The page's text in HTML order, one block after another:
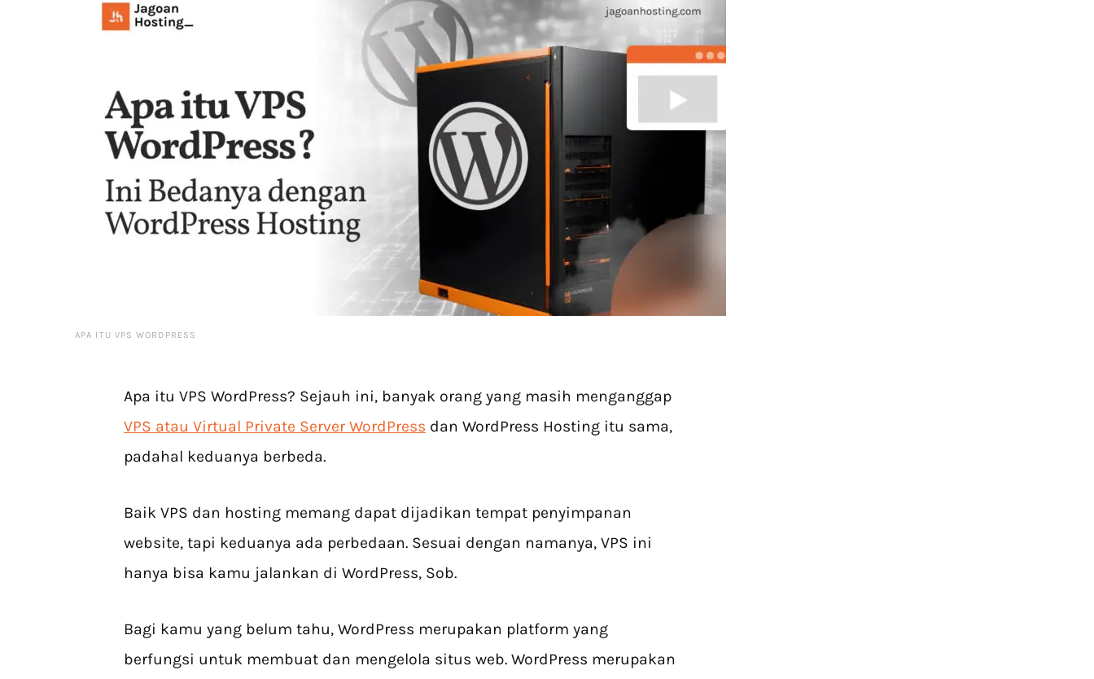
APA ITU VPS WORDPRESS
Apa itu VPS WordPress? Sejauh ini, banyak orang yang masih menganggap
VPS atau Virtual Private Server WordPress dan WordPress Hosting itu sama,
padahal keduanya berbeda.
Baik VPS dan hosting memang dapat dijadikan tempat penyimpanan
website, tapi keduanya ada perbedaan. Sesuai dengan namanya, VPS ini
hanya bisa kamu jalankan di WordPress, Sob.
Bagi kamu yang belum tahu, WordPress merupakan platform yang
berfungsi untuk membuat dan mengelola situs web. WordPress merupakan